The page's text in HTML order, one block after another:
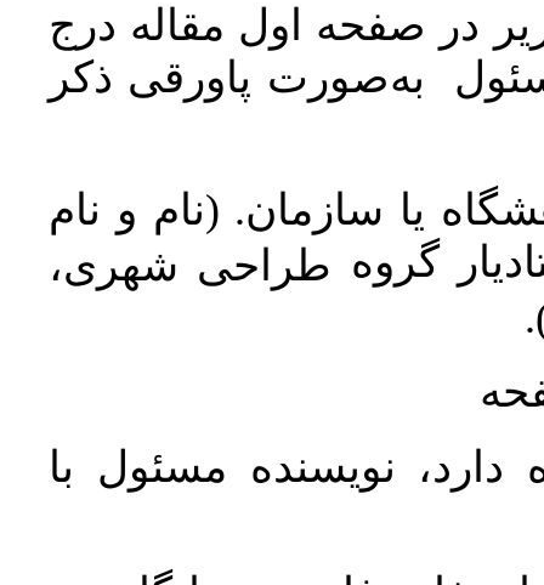
در صفحه اول مقاله درج
به‌صورت پاورقی ذکر
یا سازمان. (نام و نام
گروه طراحی شهری،
نویسنده مسئول با